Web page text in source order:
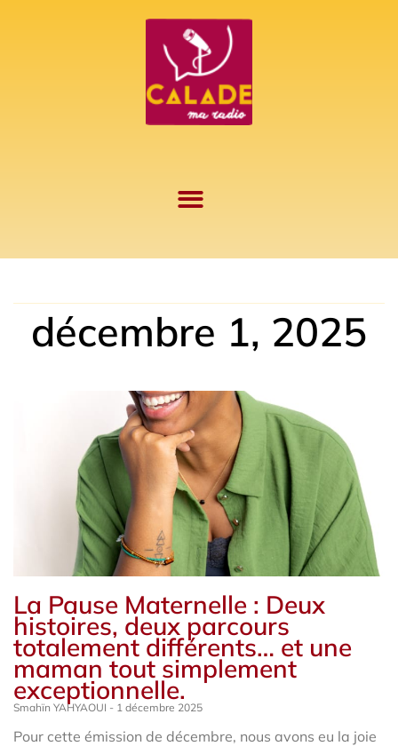
décembre 1, 2025
La Pause Maternelle : Deux
histoires, deux parcours
totalement différents… et une
maman tout simplement
exceptionnelle.
Smahïn YAHYAOUI 1 décembre 2025
Pour cette émission de décembre, nous avons eu la joie